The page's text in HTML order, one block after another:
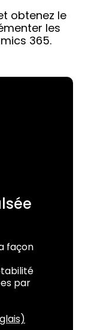
obtenez le
les
365.
façon
par